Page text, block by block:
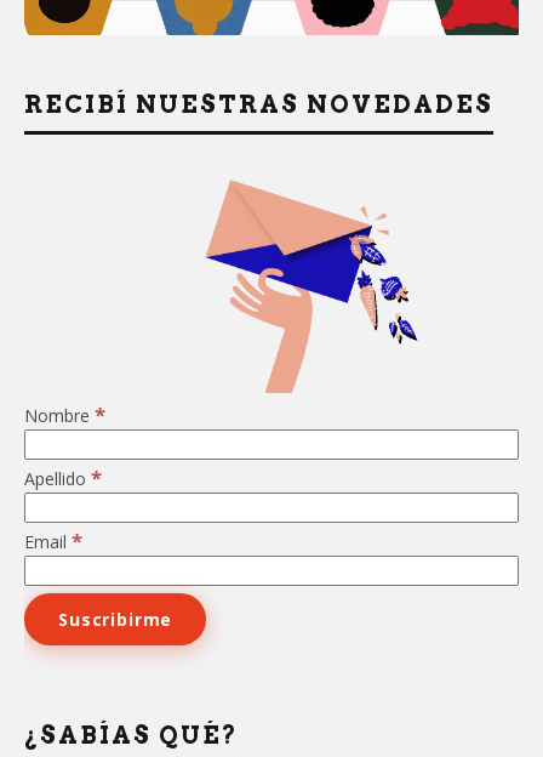
RECIBÍ NUESTRAS NOVEDADES
Nombre *
Apellido *
Email *
¿SABÍAS QUÉ?